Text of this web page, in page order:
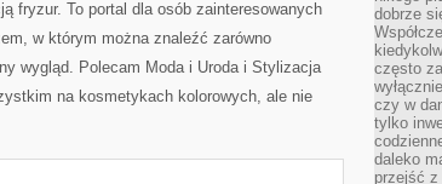
fryzur. To portal dla osób zainteresowanych
w którym można znaleźć zarówno
wygląd. Polecam Moda i Uroda i Stylizacja
na kosmetykach kolorowych, ale nie
dobrze
często
czy w
tylko
daleko
przejść